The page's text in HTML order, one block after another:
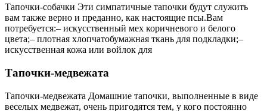
Тапочки-собачки Эти симпатичные тапочки будут служить
вам также верно и преданно, как настоящие псы.Вам
потребуется:– искусственный мех коричневого и белого
цвета;– плотная хлопчатобумажная ткань для подкладки;–
искусственная кожа или войлок для
Тапочки-медвежата
Тапочки-медвежата Домашние тапочки, выполненные в виде
веселых медвежат, очень пригодятся тем, у кого постоянно